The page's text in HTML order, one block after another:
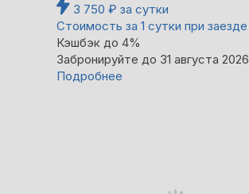
3 750 ₽ за сутки
Стоимость за 1 сутки при
Кэшбэк до 4%
Забронируйте до 31 августа
Подробнее